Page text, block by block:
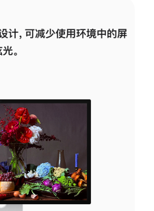
计，可减少使用环境中的屏
。